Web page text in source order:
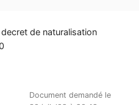
de naturalisation
Document demandé le